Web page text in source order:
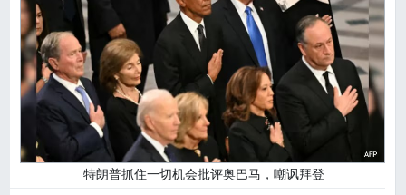
特朗普抓住一切机会批评奥巴马，嘲讽拜登